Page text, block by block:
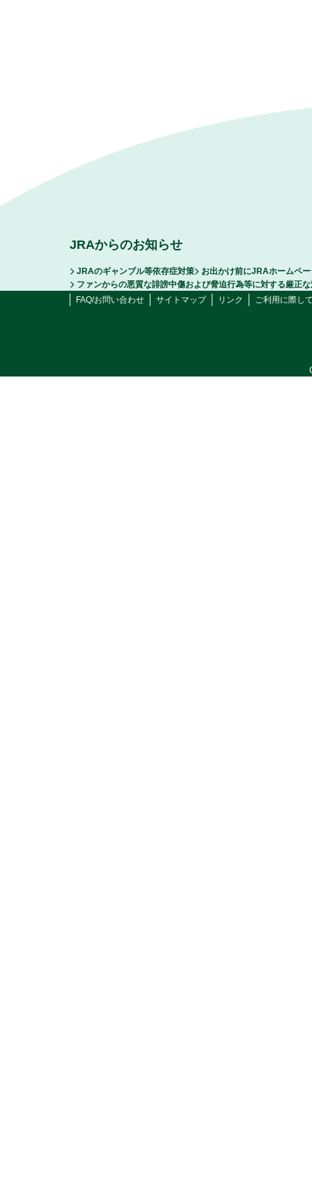
JRAからのお知らせ
JRAのギャンブル等依存症対策
お出かけ前にJRAホームペ
ファンからの悪質な誹謗中傷および脅迫行為等に対する厳正
FAQ/お問い合わせ
サイトマップ リンク ご利用に際し